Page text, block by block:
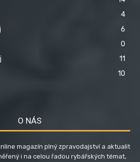
4
6
0
11
10
O NÁS
magazín plný zpravodajství a aktualit
i na celou řadou rybářských témat,